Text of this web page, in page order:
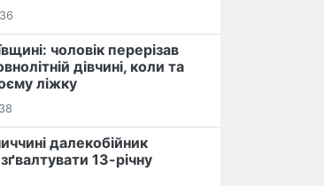
чоловік перерізав
дівчині, коли та
ліжку
далекобійник
13-річну